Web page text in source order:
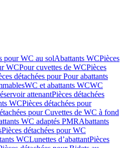
pour WC au solAbattants WCPièces
WCPour cuvettes de WCPièces
détachées pour Pour abattants
WC et abattants WCWC
attenantPièces détachées
WCPièces détachées pour
pour Cuvettes de WC à fond
WC adaptés PMRAbattants
Pièces détachées pour WC
WCLunettes d’abattantPièces